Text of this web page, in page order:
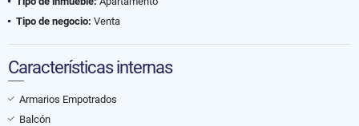
Tipo de negocio: Venta
Características internas
Armarios Empotrados
Balcón